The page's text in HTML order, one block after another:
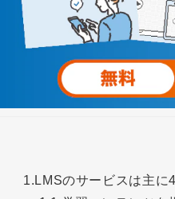
1. LMSのサービスは主に